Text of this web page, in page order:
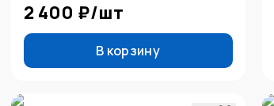
2 400 ₽/шт
В корзину